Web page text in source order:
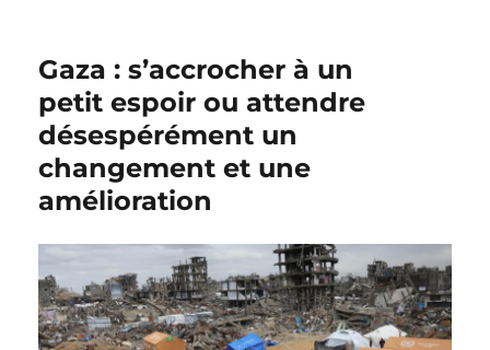
Gaza : s’accrocher à un
petit espoir ou attendre
désespérément un
changement et une
amélioration